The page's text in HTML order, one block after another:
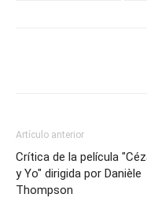
Artículo anterior
Crítica de la película
y Yo" dirigida por Danièle
Thompson